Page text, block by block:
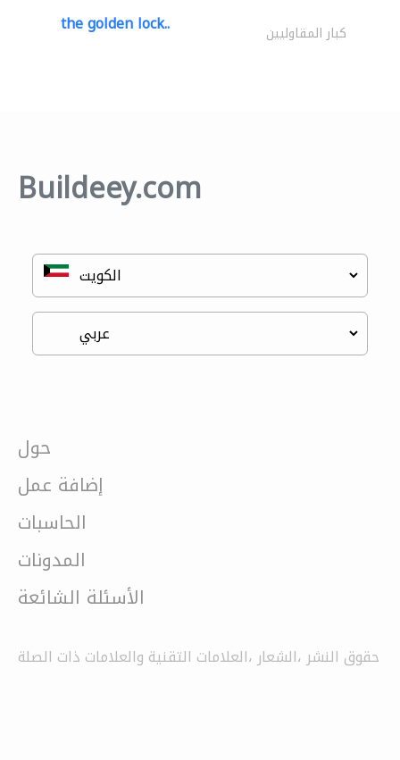
the golden lock.. كبار المقاوليين
Buildeey.com
حول
إضافة عمل
الحاسبات
المدونات
الأسئلة الشائعة
حقوق النشر ،الشعار ،العلامات التقنية والعلامات ذات الصلة